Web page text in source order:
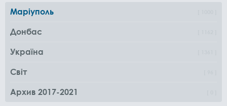
Маріуполь
Донбас
Україна
Світ
Архив 2017-2021